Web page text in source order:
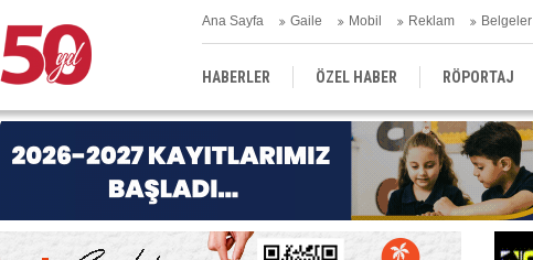
Ana Sayfa Gaile Mobil Reklam Belgeler
HABERLER ÖZEL HABER RÖPORTAJ
EĞİTİM YEREL YÖNETİM DERGİLER